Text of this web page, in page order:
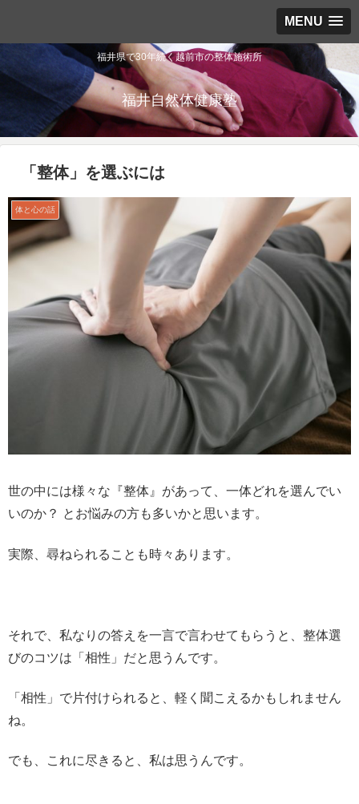
MENU
福井県で30年続く越前市の整体施術所
福井自然体健康塾
「整体」を選ぶには
体と心の話
世の中には様々な『整体』があって、一体どれを選んでい
いのか？ とお悩みの方も多いかと思います。
実際、尋ねられることも時々あります。
それで、私なりの答えを一言で言わせてもらうと、整体選
びのコツは「相性」だと思うんです。
「相性」で片付けられると、軽く聞こえるかもしれません
ね。
でも、これに尽きると、私は思うんです。